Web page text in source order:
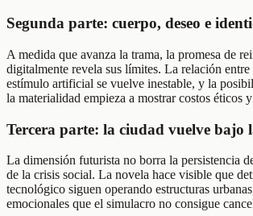
Segunda parte: cuerpo, deseo e
A medida que avanza la trama, la promesa de
digitalmente revela sus límites. La relación
estímulo artificial se vuelve inestable, y la
la materialidad empieza a mostrar costos éticos
Tercera parte: la ciudad vuelve bajo
La dimensión futurista no borra la persistencia
de la crisis social. La novela hace visible que
tecnológico siguen operando estructuras
emocionales que el simulacro no consigue